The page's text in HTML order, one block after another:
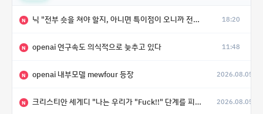
N 닉 "전부 숏을 쳐야 할지, 아니면 특이점이 오니까 전부 롱을 쳐야 할지 모르겠다.” 18:20
N openai 연구속도 의식적으로 늦추고 있다 11:48
N openai 내부모델 mewfour 등장 2026.08.05
N 크리스티안 세게디 "나는 우리가 "Fuck!!" 단계를 피할 수 있기를 바랄 뿐" 2026.08.05